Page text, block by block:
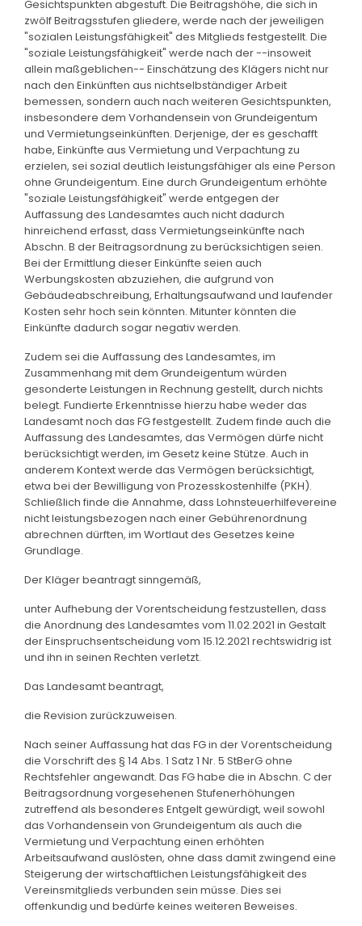
Gesichtspunkten abgestuft. Die Beitragshöhe, die sich in
zwölf Beitragsstufen gliedere, werde nach der jeweiligen
"sozialen Leistungsfähigkeit" des Mitglieds festgestellt. Die
"soziale Leistungsfähigkeit" werde nach der --insoweit
allein maßgeblichen-- Einschätzung des Klägers nicht nur
nach den Einkünften aus nichtselbständiger Arbeit
bemessen, sondern auch nach weiteren Gesichtspunkten,
insbesondere dem Vorhandensein von Grundeigentum
und Vermietungseinkünften. Derjenige, der es geschafft
habe, Einkünfte aus Vermietung und Verpachtung zu
erzielen, sei sozial deutlich leistungsfähiger als eine Person
ohne Grundeigentum. Eine durch Grundeigentum erhöhte
"soziale Leistungsfähigkeit" werde entgegen der
Auffassung des Landesamtes auch nicht dadurch
hinreichend erfasst, dass Vermietungseinkünfte nach
Abschn. B der Beitragsordnung zu berücksichtigen seien.
Bei der Ermittlung dieser Einkünfte seien auch
Werbungskosten abzuziehen, die aufgrund von
Gebäudeabschreibung, Erhaltungsaufwand und laufender
Kosten sehr hoch sein könnten. Mitunter könnten die
Einkünfte dadurch sogar negativ werden.
Zudem sei die Auffassung des Landesamtes, im
Zusammenhang mit dem Grundeigentum würden
gesonderte Leistungen in Rechnung gestellt, durch nichts
belegt. Fundierte Erkenntnisse hierzu habe weder das
Landesamt noch das FG festgestellt. Zudem finde auch die
Auffassung des Landesamtes, das Vermögen dürfe nicht
berücksichtigt werden, im Gesetz keine Stütze. Auch in
anderem Kontext werde das Vermögen berücksichtigt,
etwa bei der Bewilligung von Prozesskostenhilfe (PKH).
Schließlich finde die Annahme, dass Lohnsteuerhilfevereine
nicht leistungsbezogen nach einer Gebührenordnung
abrechnen dürften, im Wortlaut des Gesetzes keine
Grundlage.
Der Kläger beantragt sinngemäß,
unter Aufhebung der Vorentscheidung festzustellen, dass
die Anordnung des Landesamtes vom 11.02.2021 in Gestalt
der Einspruchsentscheidung vom 15.12.2021 rechtswidrig ist
und ihn in seinen Rechten verletzt.
Das Landesamt beantragt,
die Revision zurückzuweisen.
Nach seiner Auffassung hat das FG in der Vorentscheidung
die Vorschrift des § 14 Abs. 1 Satz 1 Nr. 5 StBerG ohne
Rechtsfehler angewandt. Das FG habe die in Abschn. C der
Beitragsordnung vorgesehenen Stufenerhöhungen
zutreffend als besonderes Entgelt gewürdigt, weil sowohl
das Vorhandensein von Grundeigentum als auch die
Vermietung und Verpachtung einen erhöhten
Arbeitsaufwand auslösten, ohne dass damit zwingend eine
Steigerung der wirtschaftlichen Leistungsfähigkeit des
Vereinsmitglieds verbunden sein müsse. Dies sei
offenkundig und bedürfe keines weiteren Beweises.